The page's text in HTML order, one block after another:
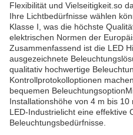
Flexibilität und Vielseitigkeit.so
Ihre Lichtbedürfnisse wählen
Klasse I, was die höchste
elektrischen Normen der
Zusammenfassend ist die LED
ausgezeichnete
qualitativ hochwertige
Kontrollprotokolloptionen
bequemen
Installationshöhe von 4 m bis
LED-Industrielicht eine effektive
Beleuchtungsbedürfnisse.